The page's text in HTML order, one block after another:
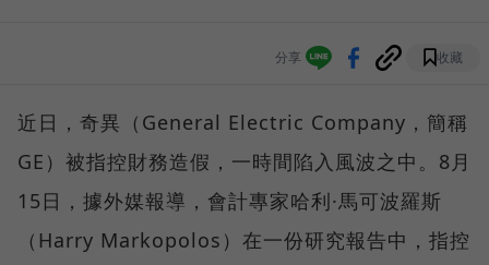
分享 收藏
近日，奇異（General Electric Company，簡稱
GE）被指控財務造假，一時間陷入風波之中。8月
15日，據外媒報導，會計專家哈利·馬可波羅斯
（Harry Markopolos）在一份研究報告中，指控